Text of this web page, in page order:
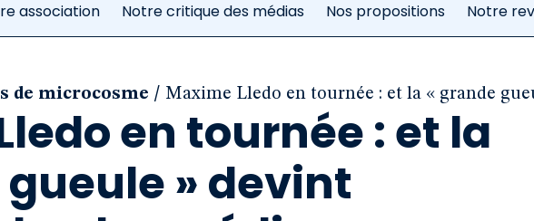
association Notre critique des médias Nos propositions Notre
de microcosme / Maxime Lledo en tournée : et la « grande
en tournée : et la
» devint